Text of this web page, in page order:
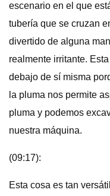
escenario en el que
tubería que se cruzan
divertido de alguna
realmente irritante.
debajo de sí misma
la pluma nos permite
pluma y podemos
nuestra máquina.
(09:17):
Esta cosa es tan